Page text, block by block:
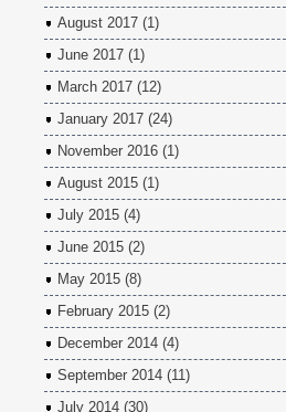
August 2017 (1)
June 2017 (1)
March 2017 (12)
January 2017 (24)
November 2016 (1)
August 2015 (1)
July 2015 (4)
June 2015 (2)
May 2015 (8)
February 2015 (2)
December 2014 (4)
September 2014 (11)
July 2014 (30)